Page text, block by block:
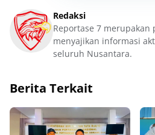
Redaksi
Reportase 7
menyajikan informasi
seluruh Nusantara.
Berita Terkait